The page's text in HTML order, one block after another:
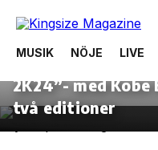
Skip
the
MUSIK NÖJE LIVE
Kingsize testar
2K24”- med
två editioner